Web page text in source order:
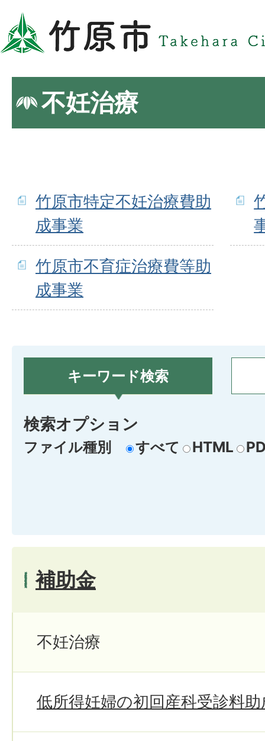
不妊治療
竹原市特定不妊治療費助
成事業
竹原市不育症治療費等助
成事業
キーワード検索
検索オプション
ファイル種別 すべて HTML
補助金
不妊治療
低所得妊婦の初回産科受診料